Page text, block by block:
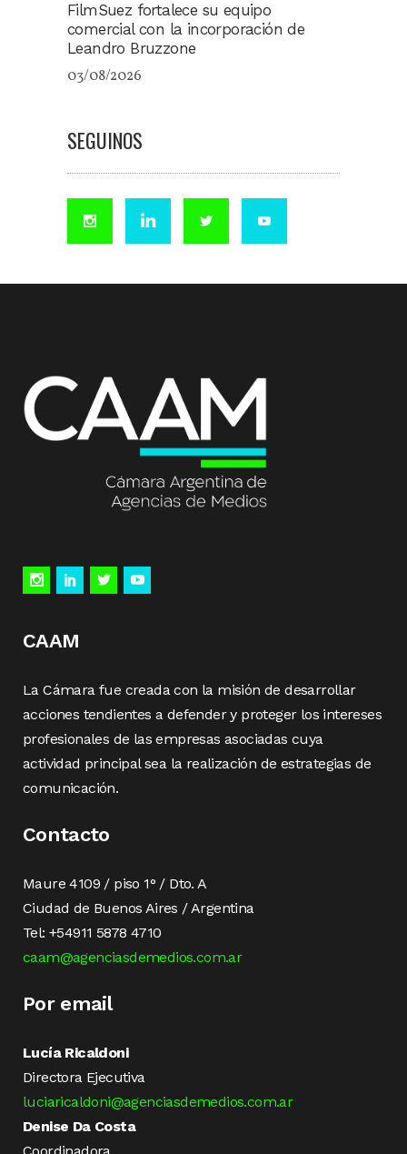
FilmSuez fortalece su equipo
comercial con la incorporación de
Leandro Bruzzone
03/08/2026
SEGUINOS
CAAM
La Cámara fue creada con la misión de desarrollar
acciones tendientes a defender y proteger los intereses
profesionales de las empresas asociadas cuya
actividad principal sea la realización de estrategias de
comunicación.
Contacto
Maure 4109 / piso 1° / Dto. A
Ciudad de Buenos Aires / Argentina
Tel: +54911 5878 4710
caam@agenciasdemedios.com.ar
Por email
Lucía Ricaldoni
Directora Ejecutiva
luciaricaldoni@agenciasdemedios.com.ar
Denise Da Costa